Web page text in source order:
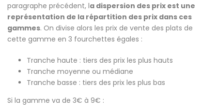
paragraphe précédent, la dispersion des prix est une
représentation de la répartition des prix dans ces
gammes. On divise alors les prix de vente des plats de
cette gamme en 3 fourchettes égales :
Tranche haute : tiers des prix les plus hauts
Tranche moyenne ou médiane
Tranche basse : tiers des prix les plus bas
Si la gamme va de 3€ à 9€ :